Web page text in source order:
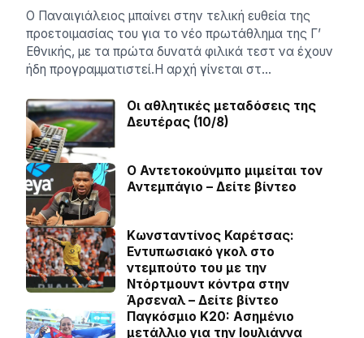
Ο Παναιγιάλειος μπαίνει στην τελική ευθεία της
προετοιμασίας του για το νέο πρωτάθλημα της Γ’
Εθνικής, με τα πρώτα δυνατά φιλικά τεστ να έχουν
ήδη προγραμματιστεί.Η αρχή γίνεται στ…
Οι αθλητικές μεταδόσεις της
Δευτέρας (10/8)
Ο Αντετοκούνμπο μιμείται τον
Αντεμπάγιο – Δείτε βίντεο
Κωνσταντίνος Καρέτσας:
Εντυπωσιακό γκολ στο
ντεμπούτο του με την
Ντόρτμουντ κόντρα στην
Άρσεναλ – Δείτε βίντεο
Παγκόσμιο Κ20: Ασημένιο
μετάλλιο για την Ιουλιάννα